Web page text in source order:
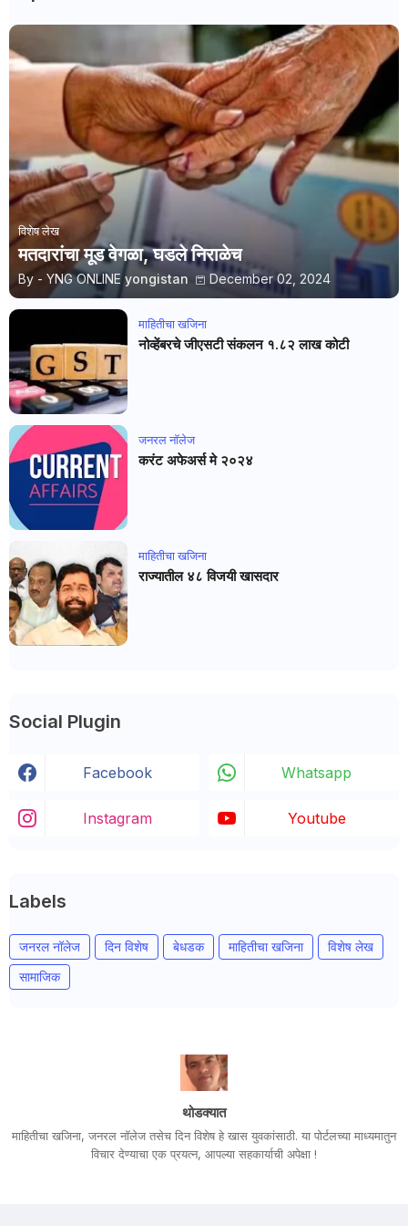
विशेष लेख
मतदारांचा मूड वेगळा, घडले निराळेच
By - YNG ONLINE yongistan December 02, 2024
माहितीचा खजिना
नोव्हेंबरचे जीएसटी संकलन १.८२ लाख कोटी
जनरल नाॅलेज
करंट अफेअर्स मे २०२४
माहितीचा खजिना
राज्यातील ४८ विजयी खासदार
Social Plugin
Facebook Whatsapp
Instagram Youtube
Labels
जनरल नॉलेज दिन विशेष बेधडक माहितीचा खजिना
विशेष लेख
सामाजिक
थोडक्यात
माहितीचा खजिना, जनरल नॉलेज तसेच दिन विशेष हे खास युवकांसाठी. या पोर्टलच्या माध्यमातुन
विचार देण्याचा एक प्रयत्न, आपल्या सहकार्याची अपेक्षा !